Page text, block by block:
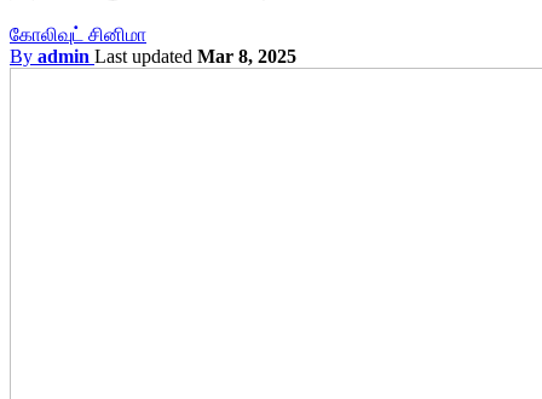
கோலிவுட் சினிமா
By admin Last updated Mar 8, 2025